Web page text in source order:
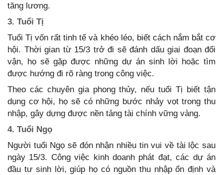
tăng lương.
3. Tuổi Tị
Tuổi Tị vốn rất tinh tế và khéo léo, biết cách nắm bắt cơ
hội. Thời gian từ 15/3 trở đi sẽ đánh dấu giai đoạn đổi
vận, họ sẽ gặp được những dự án sinh lời hoặc tìm
được hướng đi rõ ràng trong công việc.
Theo các chuyên gia phong thủy, nếu tuổi Tị biết tận
dụng cơ hội, họ sẽ có những bước nhảy vọt trong thu
nhập, gây dựng được nền tảng tài chính vững vàng.
4. Tuổi Ngọ
Người tuổi Ngọ sẽ đón nhận nhiều tin vui về tài lộc sau
ngày 15/3. Công việc kinh doanh phát đạt, các dự án
đầu tư sinh lời, giúp họ có nguồn thu nhập ổn định và